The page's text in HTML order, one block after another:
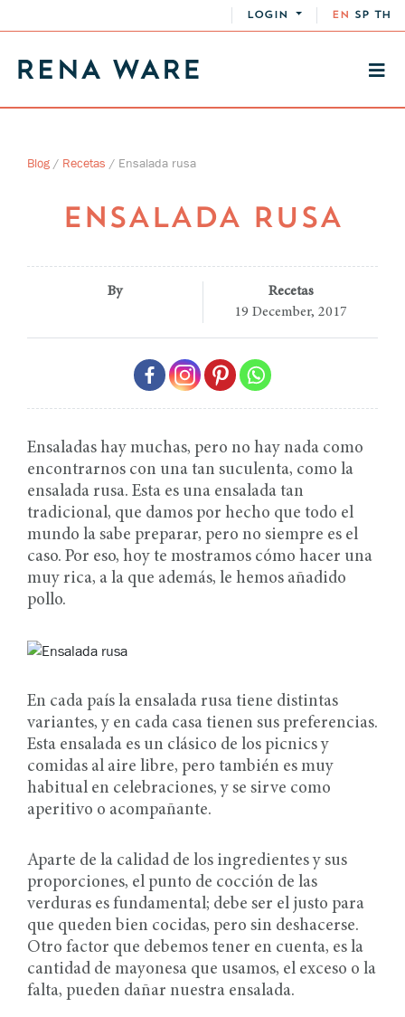
LOGIN EN SP TH
Blog / Recetas / Ensalada rusa
ENSALADA RUSA
By
Recetas
19 December, 2017
Ensaladas hay muchas, pero no hay nada como
encontrarnos con una tan suculenta, como la
ensalada rusa. Esta es una ensalada tan
tradicional, que damos por hecho que todo el
mundo la sabe preparar, pero no siempre es el
caso. Por eso, hoy te mostramos cómo hacer una
muy rica, a la que además, le hemos añadido
pollo.
En cada país la ensalada rusa tiene distintas
variantes, y en cada casa tienen sus preferencias.
Esta ensalada es un clásico de los picnics y
comidas al aire libre, pero también es muy
habitual en celebraciones, y se sirve como
aperitivo o acompañante.
Aparte de la calidad de los ingredientes y sus
proporciones, el punto de cocción de las
verduras es fundamental; debe ser el justo para
que queden bien cocidas, pero sin deshacerse.
Otro factor que debemos tener en cuenta, es la
cantidad de mayonesa que usamos, el exceso o la
falta, pueden dañar nuestra ensalada.